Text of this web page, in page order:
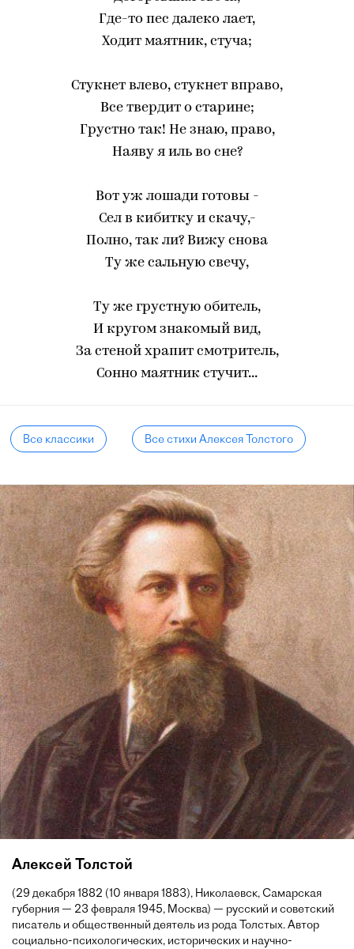
Где-то пес далеко лает,
Ходит маятник, стуча;
Стукнет влево, стукнет вправо,
Все твердит о старине;
Грустно так! Не знаю, право,
Наяву я иль во сне?
Вот уж лошади готовы -
Сел в кибитку и скачу,-
Полно, так ли? Вижу снова
Ту же сальную свечу,
Ту же грустную обитель,
И кругом знакомый вид,
За стеной храпит смотритель,
Сонно маятник стучит...
Все классики Все стихи Алексея Толстого
Алексей Толстой
(29 декабря 1882 (10 января 1883), Николаевск, Самарская
губерния — 23 февраля 1945, Москва) — русский и советский
писатель и общественный деятель из рода Толстых. Автор
социально-психологических, исторических и научно-